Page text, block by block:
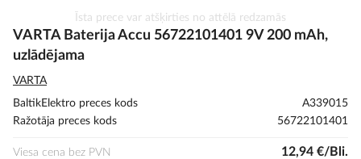
uz
galerijas
Īsta prece var atšķirties no attēlā redzamās
VARTA Baterija Accu 56722101401 9V 200 mAh,
uzlādējama
VARTA
BaltikElektro preces kods
A339015
Ražotāja preces kods
56722101401
Viesa cena bez PVN 12,94 €/Bli.